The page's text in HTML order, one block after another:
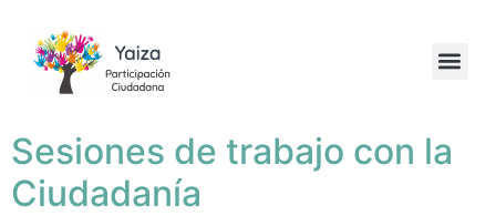
Sesiones de trabajo con la
Ciudadanía